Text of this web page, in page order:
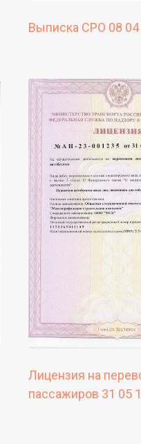
Выписка СРО 08 04
Лицензия на
пассажиров 31 05